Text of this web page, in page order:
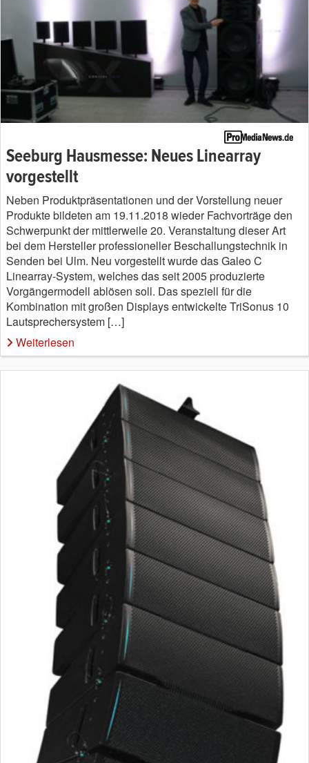
Seeburg Hausmesse: Neues Linearray
vorgestellt
Neben Produktpräsentationen und der Vorstellung neuer
Produkte bildeten am 19.11.2018 wieder Fachvorträge den
Schwerpunkt der mittlerweile 20. Veranstaltung dieser Art
bei dem Hersteller professioneller Beschallungstechnik in
Senden bei Ulm. Neu vorgestellt wurde das Galeo C
Linearray-System, welches das seit 2005 produzierte
Vorgängermodell ablösen soll. Das speziell für die
Kombination mit großen Displays entwickelte TriSonus 10
Lautsprechersystem […]
Weiterlesen